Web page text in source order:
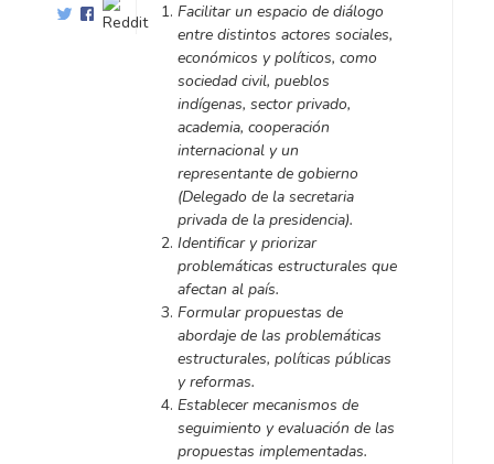
Facilitar un espacio de diálogo
entre distintos actores sociales,
económicos y políticos, como
sociedad civil, pueblos
indígenas, sector privado,
academia, cooperación
internacional y un
representante de gobierno
(Delegado de la secretaria
privada de la presidencia).
Identificar y priorizar
problemáticas estructurales que
afectan al país.
Formular propuestas de
abordaje de las problemáticas
estructurales, políticas públicas
y reformas.
Establecer mecanismos de
seguimiento y evaluación de las
propuestas implementadas.